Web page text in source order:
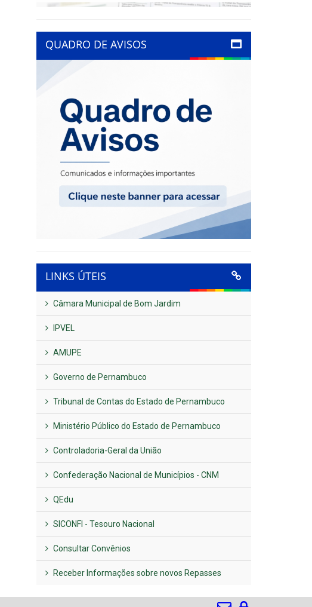
QUADRO DE AVISOS
LINKS ÚTEIS
Câmara Municipal de Bom Jardim
IPVEL
AMUPE
Governo de Pernambuco
Tribunal de Contas do Estado de Pernambuco
Ministério Público do Estado de Pernambuco
Controladoria-Geral da União
Confederação Nacional de Municípios - CNM
QEdu
SICONFI - Tesouro Nacional
Consultar Convênios
Receber Informações sobre novos Repasses